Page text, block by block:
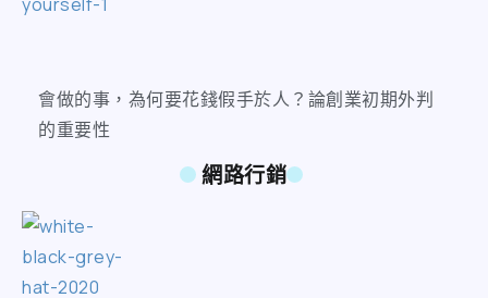
會做的事，為何要花錢假手於人？論創業初期外判
的重要性
網路行銷